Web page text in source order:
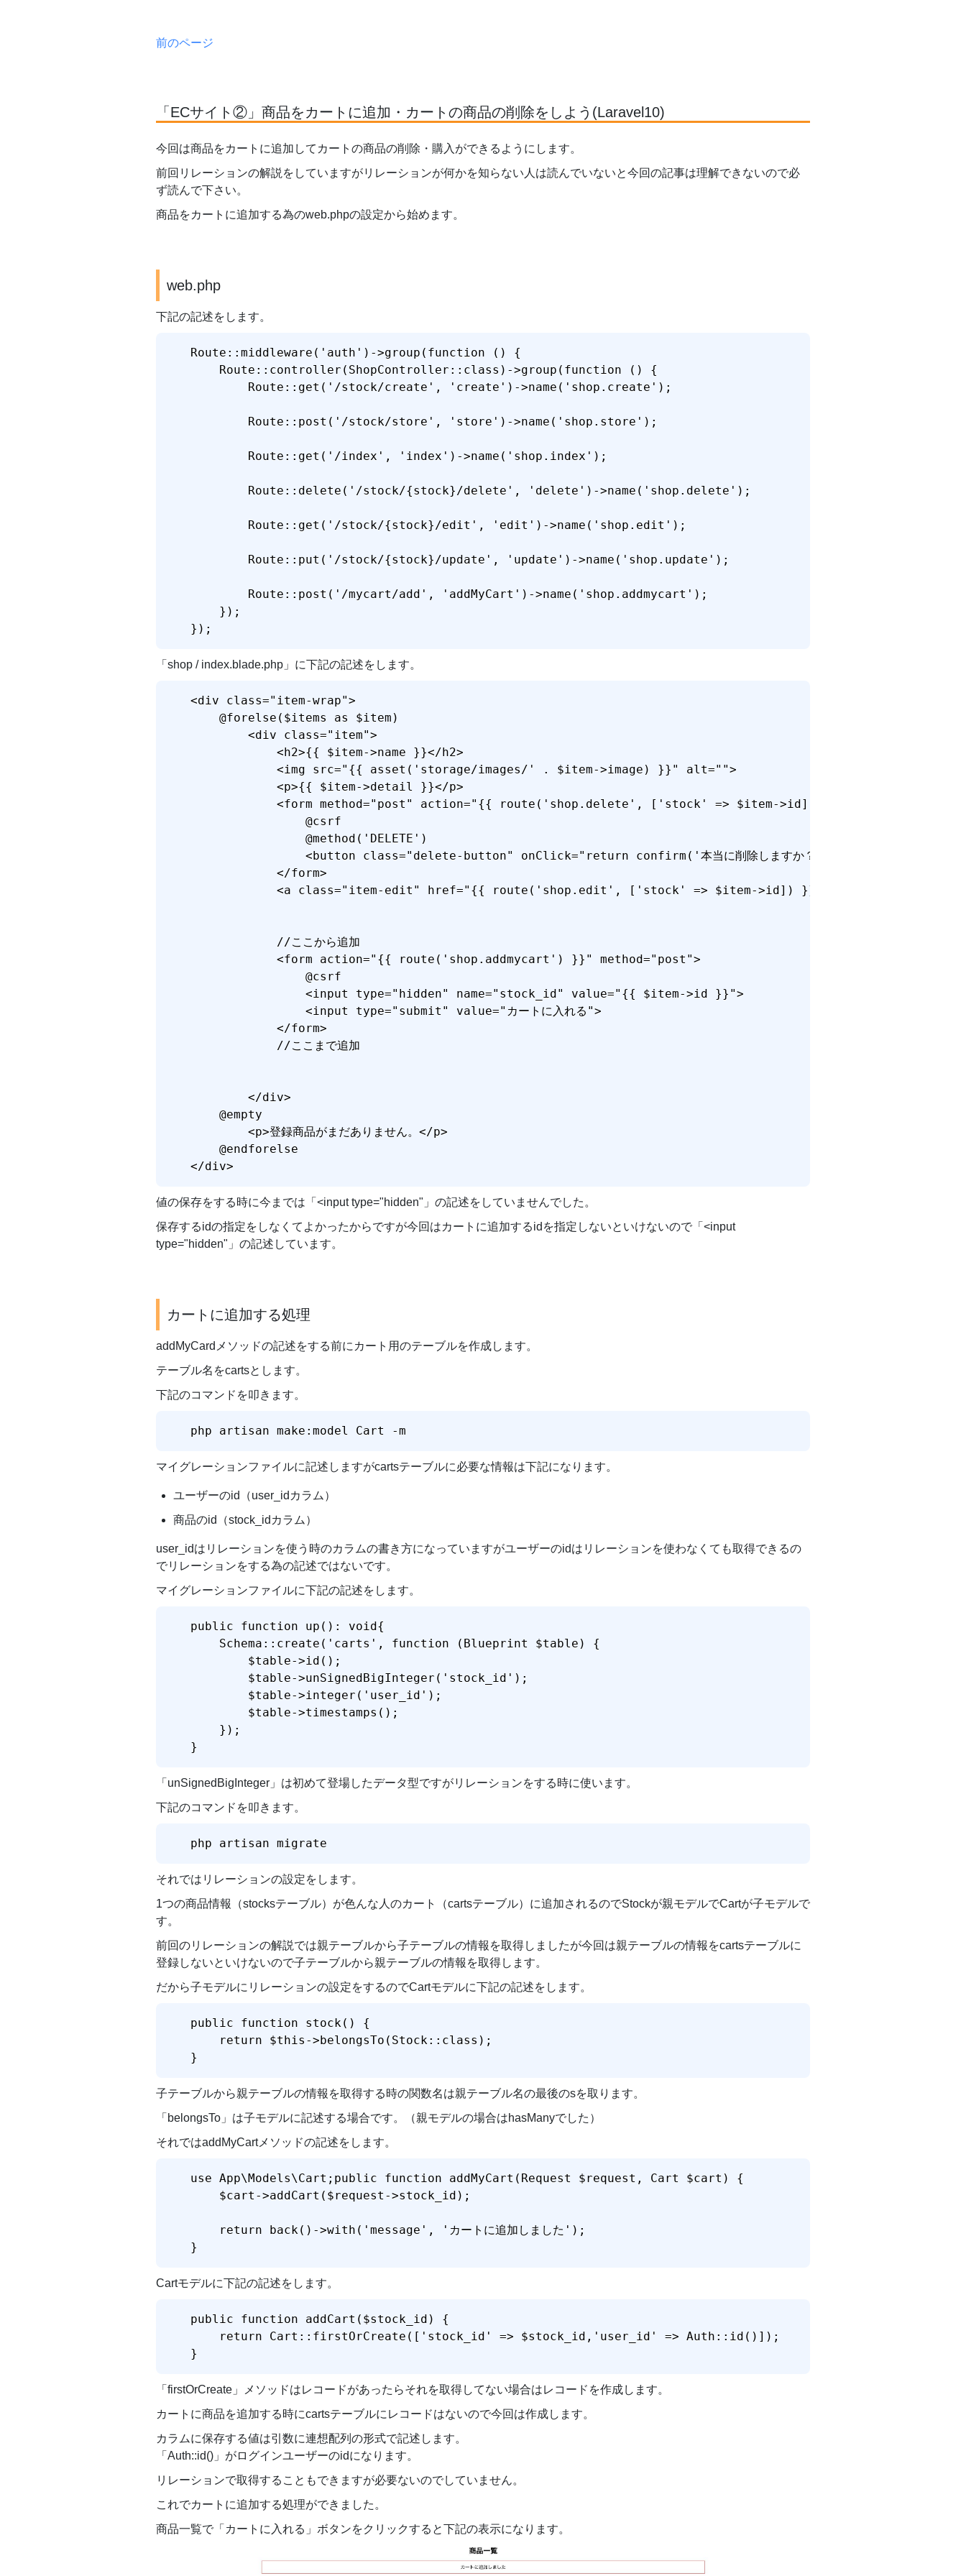
前のページ
「ECサイト②」商品をカートに追加・カートの商品の削除をしよう(Laravel10)
今回は商品をカートに追加してカートの商品の削除・購入ができるようにします。
前回リレーションの解説をしていますがリレーションが何かを知らない人は読んでいないと今回の記事は理解できないので必
ず読んで下さい。
商品をカートに追加する為のweb.phpの設定から始めます。
web.php
下記の記述をします。
Route::middleware('auth')->group(function () {
    Route::controller(ShopController::class)->group(function () {
        Route::get('/stock/create', 'create')->name('shop.create');
        Route::post('/stock/store', 'store')->name('shop.store');
        Route::get('/index', 'index')->name('shop.index');
        Route::delete('/stock/{stock}/delete', 'delete')->name('shop.delete');
        Route::get('/stock/{stock}/edit', 'edit')->name('shop.edit');
        Route::put('/stock/{stock}/update', 'update')->name('shop.update');
        Route::post('/mycart/add', 'addMyCart')->name('shop.addmycart');
    });
});
「shop / index.blade.php」に下記の記述をします。
<div class="item-wrap">
    @forelse($items as $item)
        <div class="item">
            <h2>{{ $item->name }}</h2>
            <img src="{{ asset('storage/images/' . $item->image) }}" alt="">
            <p>{{ $item->detail }}</p>
            <form method="post" action="{{ route('shop.delete', ['stock' => $item->id]) }}">
                @csrf
                @method('DELETE')
                <button class="delete-button" onClick="return confirm('本当に削除しますか？');">削除</button>
            </form>
            <a class="item-edit" href="{{ route('shop.edit', ['stock' => $item->id]) }}">編集</a>
            //ここから追加
            <form action="{{ route('shop.addmycart') }}" method="post">
                @csrf
                <input type="hidden" name="stock_id" value="{{ $item->id }}">
                <input type="submit" value="カートに入れる">
            </form>
            //ここまで追加
        </div>
    @empty
        <p>登録商品がまだありません。</p>
    @endforelse
</div>
値の保存をする時に今までは「<input type="hidden"」の記述をしていませんでした。
保存するidの指定をしなくてよかったからですが今回はカートに追加するidを指定しないといけないので「<input
type="hidden"」の記述しています。
カートに追加する処理
addMyCardメソッドの記述をする前にカート用のテーブルを作成します。
テーブル名をcartsとします。
下記のコマンドを叩きます。
php artisan make:model Cart -m
マイグレーションファイルに記述しますがcartsテーブルに必要な情報は下記になります。
ユーザーのid（user_idカラム）
商品のid（stock_idカラム）
user_idはリレーションを使う時のカラムの書き方になっていますがユーザーのidはリレーションを使わなくても取得できるの
でリレーションをする為の記述ではないです。
マイグレーションファイルに下記の記述をします。
public function up(): void{
    Schema::create('carts', function (Blueprint $table) {
        $table->id();
        $table->unSignedBigInteger('stock_id');
        $table->integer('user_id');
        $table->timestamps();
    });
}
「unSignedBigInteger」は初めて登場したデータ型ですがリレーションをする時に使います。
下記のコマンドを叩きます。
php artisan migrate
それではリレーションの設定をします。
1つの商品情報（stocksテーブル）が色んな人のカート（cartsテーブル）に追加されるのでStockが親モデルでCartが子モデルで
す。
前回のリレーションの解説では親テーブルから子テーブルの情報を取得しましたが今回は親テーブルの情報をcartsテーブルに
登録しないといけないので子テーブルから親テーブルの情報を取得します。
だから子モデルにリレーションの設定をするのでCartモデルに下記の記述をします。
public function stock() {
    return $this->belongsTo(Stock::class);
}
子テーブルから親テーブルの情報を取得する時の関数名は親テーブル名の最後のsを取ります。
「belongsTo」は子モデルに記述する場合です。（親モデルの場合はhasManyでした）
それではaddMyCartメソッドの記述をします。
use App\Models\Cart;public function addMyCart(Request $request, Cart $cart) {
    $cart->addCart($request->stock_id);
    return back()->with('message', 'カートに追加しました');
}
Cartモデルに下記の記述をします。
public function addCart($stock_id) {
    return Cart::firstOrCreate(['stock_id' => $stock_id,'user_id' => Auth::id()]);
}
「firstOrCreate」メソッドはレコードがあったらそれを取得してない場合はレコードを作成します。
カートに商品を追加する時にcartsテーブルにレコードはないので今回は作成します。
カラムに保存する値は引数に連想配列の形式で記述します。
「Auth::id()」がログインユーザーのidになります。
リレーションで取得することもできますが必要ないのでしていません。
これでカートに追加する処理ができました。
商品一覧で「カートに入れる」ボタンをクリックすると下記の表示になります。